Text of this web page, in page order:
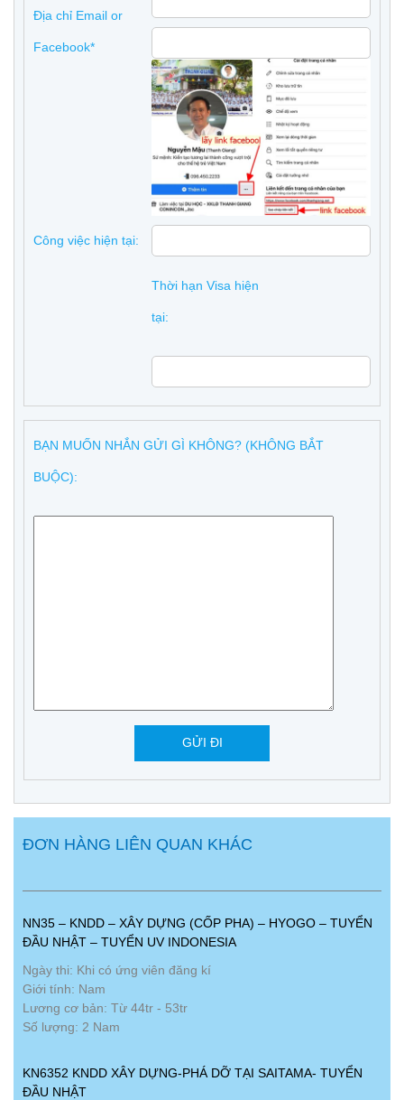
Địa chỉ Email or
Facebook*
Công việc hiện tại:
Thời hạn Visa hiện
tại:
BẠN MUỐN NHẮN GỬI GÌ KHÔNG? (KHÔNG BẮT
BUỘC):
ĐƠN HÀNG LIÊN QUAN KHÁC
NN35 – KNDD – XÂY DỰNG (CỐP PHA) – HYOGO – TUYỂN
ĐẦU NHẬT – TUYỂN UV INDONESIA
Ngày thi: Khi có ứng viên đăng kí
Giới tính: Nam
Lương cơ bản: Từ 44tr - 53tr
Số lượng: 2 Nam
KN6352 KNDD XÂY DỰNG-PHÁ DỠ TẠI SAITAMA- TUYỂN
ĐẦU NHẬT